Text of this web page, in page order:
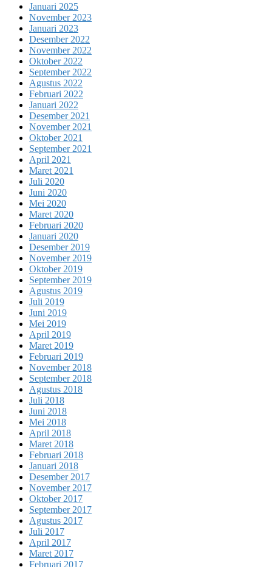
Januari 2025
November 2023
Januari 2023
Desember 2022
November 2022
Oktober 2022
September 2022
Agustus 2022
Februari 2022
Januari 2022
Desember 2021
November 2021
Oktober 2021
September 2021
April 2021
Maret 2021
Juli 2020
Juni 2020
Mei 2020
Maret 2020
Februari 2020
Januari 2020
Desember 2019
November 2019
Oktober 2019
September 2019
Agustus 2019
Juli 2019
Juni 2019
Mei 2019
April 2019
Maret 2019
Februari 2019
November 2018
September 2018
Agustus 2018
Juli 2018
Juni 2018
Mei 2018
April 2018
Maret 2018
Februari 2018
Januari 2018
Desember 2017
November 2017
Oktober 2017
September 2017
Agustus 2017
Juli 2017
April 2017
Maret 2017
Februari 2017